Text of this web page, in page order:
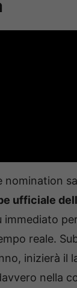
nomination
ufficiale
immediato
reale.
inizierà il
nella